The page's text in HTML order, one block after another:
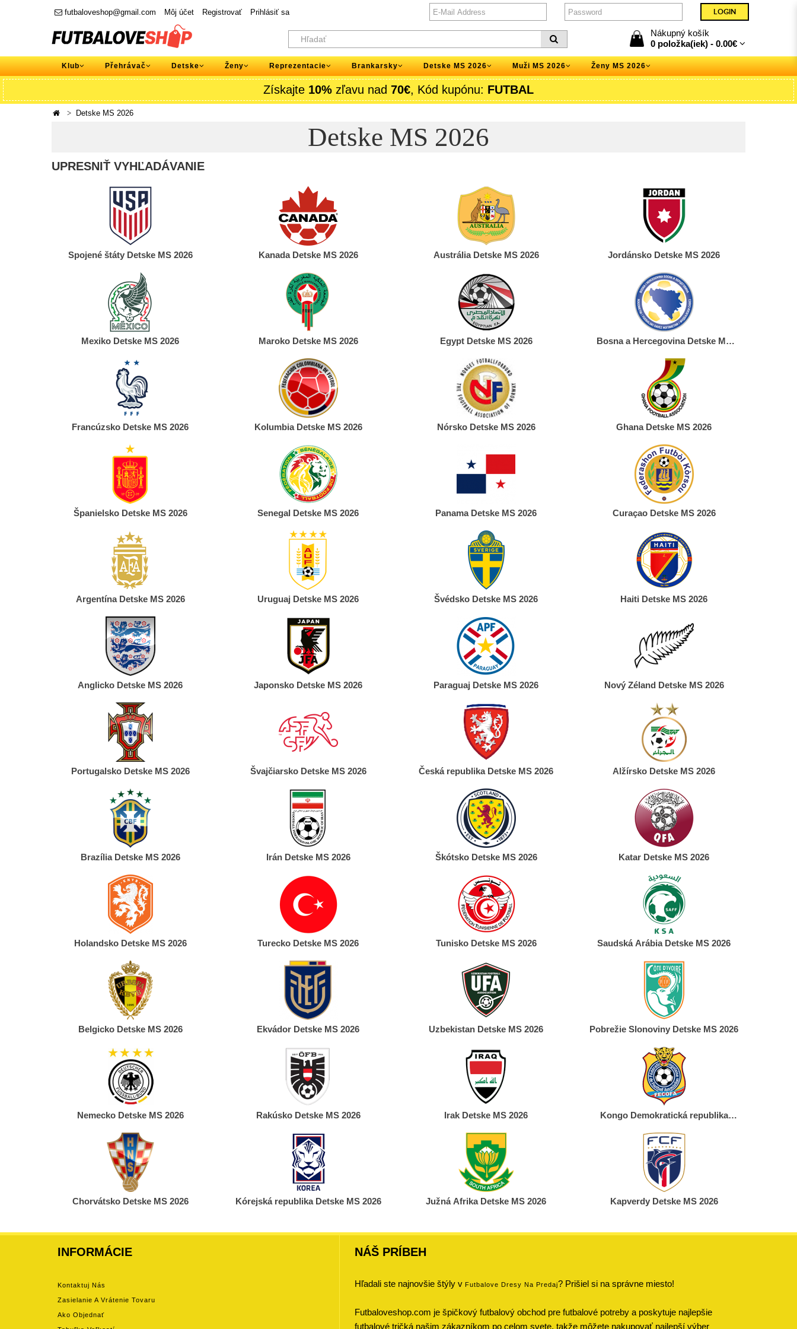
futbaloveshop@gmail.com Môj účet Registrovať Prihlásiť sa
Nákupný košík
0 položka(iek) - 0.00€
Klub Přehrávač Detske Ženy Reprezentacie Brankarsky Detske MS 2026 Muži MS 2026 Ženy MS 2026
Získajte 10% zľavu nad 70€, Kód kupónu: FUTBAL
Detske MS 2026
Detske MS 2026
UPRESNIŤ VYHĽADÁVANIE
Spojené štáty Detske MS 2026
Mexiko Detske MS 2026
Francúzsko Detske MS 2026
Španielsko Detske MS 2026
Argentína Detske MS 2026
Anglicko Detske MS 2026
Portugalsko Detske MS 2026
Brazília Detske MS 2026
Holandsko Detske MS 2026
Belgicko Detske MS 2026
Nemecko Detske MS 2026
Chorvátsko Detske MS 2026
Kanada Detske MS 2026
Maroko Detske MS 2026
Kolumbia Detske MS 2026
Senegal Detske MS 2026
Uruguaj Detske MS 2026
Japonsko Detske MS 2026
Švajčiarsko Detske MS 2026
Irán Detske MS 2026
Turecko Detske MS 2026
Ekvádor Detske MS 2026
Rakúsko Detske MS 2026
Kórejská republika Detske MS 2026
Austrália Detske MS 2026
Egypt Detske MS 2026
Nórsko Detske MS 2026
Panama Detske MS 2026
Švédsko Detske MS 2026
Paraguaj Detske MS 2026
Česká republika Detske MS 2026
Škótsko Detske MS 2026
Tunisko Detske MS 2026
Uzbekistan Detske MS 2026
Irak Detske MS 2026
Južná Afrika Detske MS 2026
Jordánsko Detske MS 2026
Bosna a Hercegovina Detske MS
Ghana Detske MS 2026
Curaçao Detske MS 2026
Haiti Detske MS 2026
Nový Zéland Detske MS 2026
Alžírsko Detske MS 2026
Katar Detske MS 2026
Saudská Arábia Detske MS 2026
Pobrežie Slonoviny Detske MS 2026
Kongo Demokratická republika
Kapverdy Detske MS 2026
INFORMÁCIE
Kontaktuj Nás
Zasielanie A Vrátenie Tovaru
Ako Objednať
NÁŠ PRÍBEH
Hľadali ste najnovšie štýly v Futbalove Dresy Na Predaj? Prišiel si na správne miesto!
Futbaloveshop.com je špičkový futbalový obchod pre futbalové potreby a poskytuje najlepšie
futbalové tričká našim zákazníkom po celom svete, takže môžete nakupovať najlepší výber